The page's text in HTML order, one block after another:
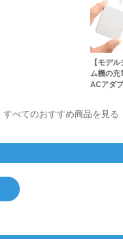
【モデ
ム機の
ACアダ
すべてのおすすめ商品を見る